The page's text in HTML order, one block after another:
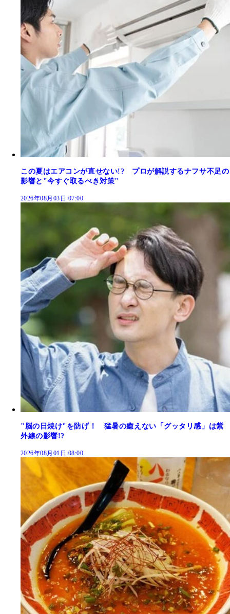
この夏はエアコンが直せない!? プロが解説するナフサ不足の
影響と"今すぐ取るべき対策"
2026年08月03日 07:00
"脳の日焼け"を防げ！ 猛暑の癒えない「グッタリ感」は紫
外線の影響!?
2026年08月01日 08:00